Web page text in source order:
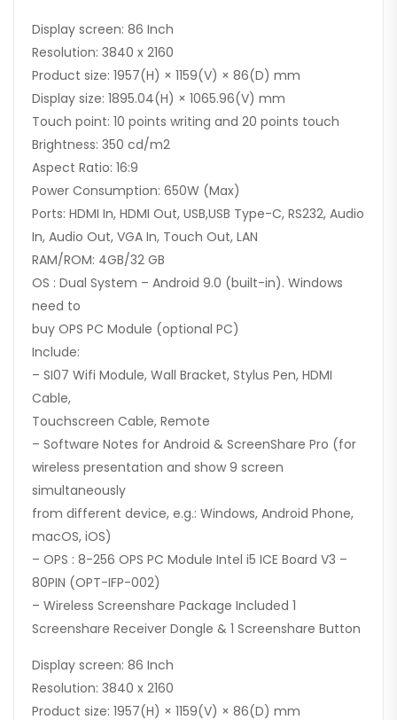
Display screen: 86 Inch
Resolution: 3840 x 2160
Product size: 1957(H) × 1159(V) × 86(D) mm
Display size: 1895.04(H) × 1065.96(V) mm
Touch point: 10 points writing and 20 points touch
Brightness: 350 cd/m2
Aspect Ratio: 16:9
Power Consumption: 650W (Max)
Ports: HDMI In, HDMI Out, USB,USB Type-C, RS232, Audio
In, Audio Out, VGA In, Touch Out, LAN
RAM/ROM: 4GB/32 GB
OS : Dual System – Android 9.0 (built-in). Windows
need to
buy OPS PC Module (optional PC)
Include:
– SI07 Wifi Module, Wall Bracket, Stylus Pen, HDMI
Cable,
Touchscreen Cable, Remote
– Software Notes for Android & ScreenShare Pro (for
wireless presentation and show 9 screen
simultaneously
from different device, e.g.: Windows, Android Phone,
macOS, iOS)
– OPS : 8-256 OPS PC Module Intel i5 ICE Board V3 –
80PIN (OPT-IFP-002)
– Wireless Screenshare Package Included 1
Screenshare Receiver Dongle & 1 Screenshare Button
Display screen: 86 Inch
Resolution: 3840 x 2160
Product size: 1957(H) × 1159(V) × 86(D) mm